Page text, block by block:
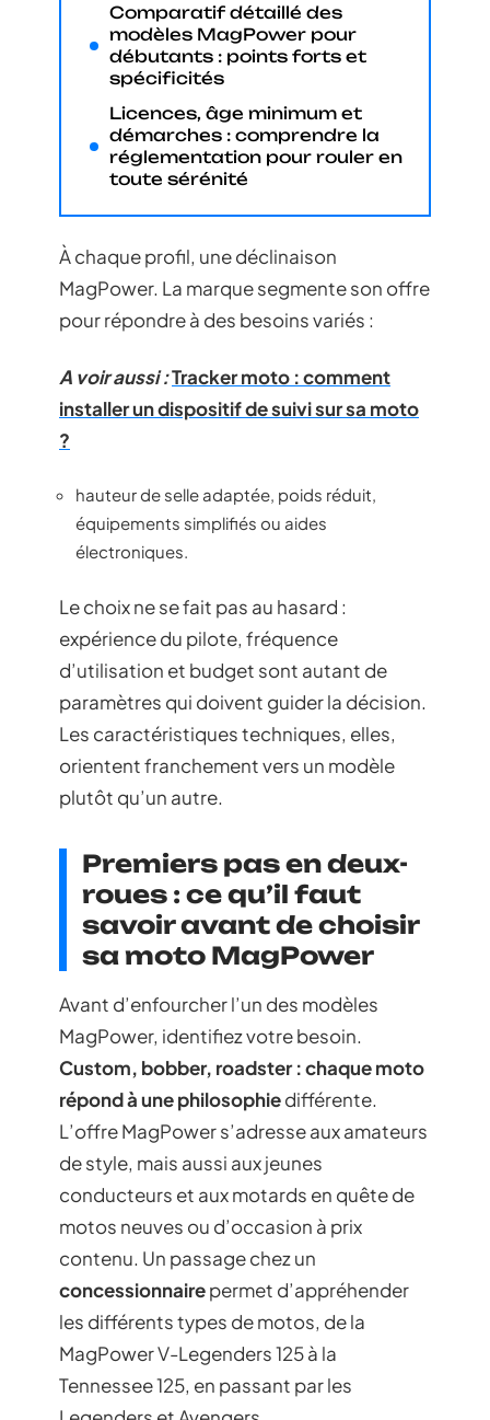
Comparatif détaillé des
modèles MagPower pour
débutants : points forts et
spécificités
Licences, âge minimum et
démarches : comprendre la
réglementation pour rouler en
toute sérénité
À chaque profil, une déclinaison
MagPower. La marque segmente son offre
pour répondre à des besoins variés :
A voir aussi :Tracker moto : comment
installer un dispositif de suivi sur sa moto
?
hauteur de selle adaptée, poids réduit,
équipements simplifiés ou aides
électroniques.
Le choix ne se fait pas au hasard :
expérience du pilote, fréquence
d’utilisation et budget sont autant de
paramètres qui doivent guider la décision.
Les caractéristiques techniques, elles,
orientent franchement vers un modèle
plutôt qu’un autre.
Premiers pas en deux-
roues : ce qu’il faut
savoir avant de choisir
sa moto MagPower
Avant d’enfourcher l’un des modèles
MagPower, identifiez votre besoin.
Custom, bobber, roadster : chaque moto
répond à une philosophiedifférente.
L’offre MagPower s’adresse aux amateurs
de style, mais aussi aux jeunes
conducteurs et aux motards en quête de
motos neuves ou d’occasion à prix
contenu. Un passage chez un
concessionnairepermet d’appréhender
les différents types de motos, de la
MagPower V-Legenders 125 à la
Tennessee 125, en passant par les